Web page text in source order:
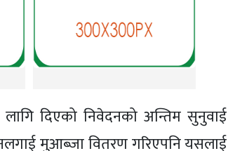
लागि दिएको निवेदनको अन्तिम सुनुवाई
मुआब्जा वितरण गरिएपनि यसलाई